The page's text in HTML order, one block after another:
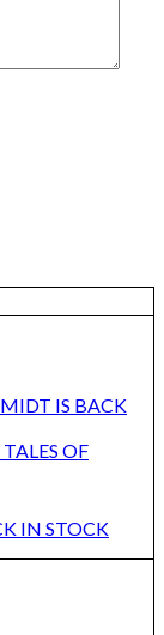
IS BACK
OF
IN STOCK